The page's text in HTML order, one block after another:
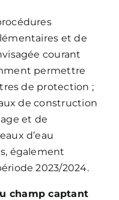
et de
courant
permettre
de protection ;
de construction
et de
d’eau
également
2023/2024.
champ captant